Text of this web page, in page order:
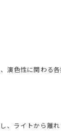
演色性に関わる
、ライトから離